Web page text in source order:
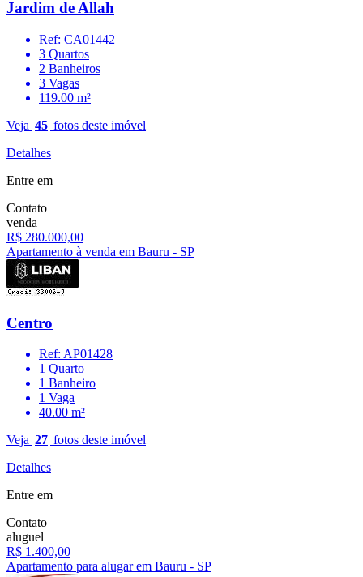
Jardim de Allah
Ref: CA01442
3 Quartos
2 Banheiros
3 Vagas
119.00 m²
Veja 45 fotos deste imóvel
Detalhes
Entre em
Contato
venda
R$ 280.000,00
Apartamento à venda em Bauru - SP
Centro
Ref: AP01428
1 Quarto
1 Banheiro
1 Vaga
40.00 m²
Veja 27 fotos deste imóvel
Detalhes
Entre em
Contato
aluguel
R$ 1.400,00
Apartamento para alugar em Bauru - SP